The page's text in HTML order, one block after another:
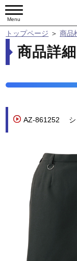
Menu
トップページ ＞商品
商品詳細
AZ-861252